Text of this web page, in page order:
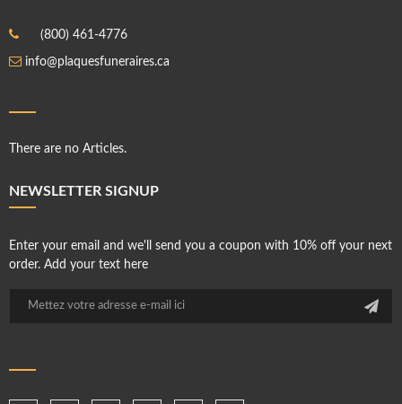
(800) 461-4776
info@plaquesfuneraires.ca
There are no Articles.
NEWSLETTER SIGNUP
Enter your email and we'll send you a coupon with 10% off your next
order. Add your text here